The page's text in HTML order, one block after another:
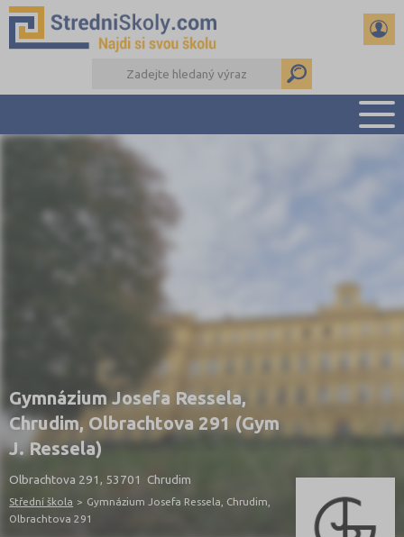
Gymnázium Josefa Ressela,
Chrudim, Olbrachtova 291 (Gym
J. Ressela)
Olbrachtova 291, 53701 Chrudim
Střední škola > Gymnázium Josefa Ressela, Chrudim,
Olbrachtova 291